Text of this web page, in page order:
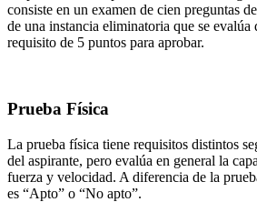
consiste en un examen de cien preguntas
de una instancia eliminatoria que se evalúa
requisito de 5 puntos para aprobar.
Prueba Física
La prueba física tiene requisitos distintos
del aspirante, pero evalúa en general la
fuerza y velocidad. A diferencia de la
es “Apto” o “No apto”.